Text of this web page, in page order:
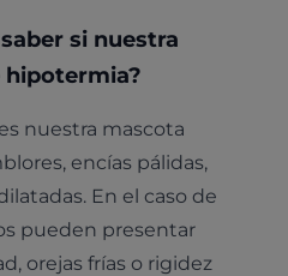
si nuestra
nuestra mascota
encías pálidas,
En el caso de
pueden presentar
orejas frías o rigidez